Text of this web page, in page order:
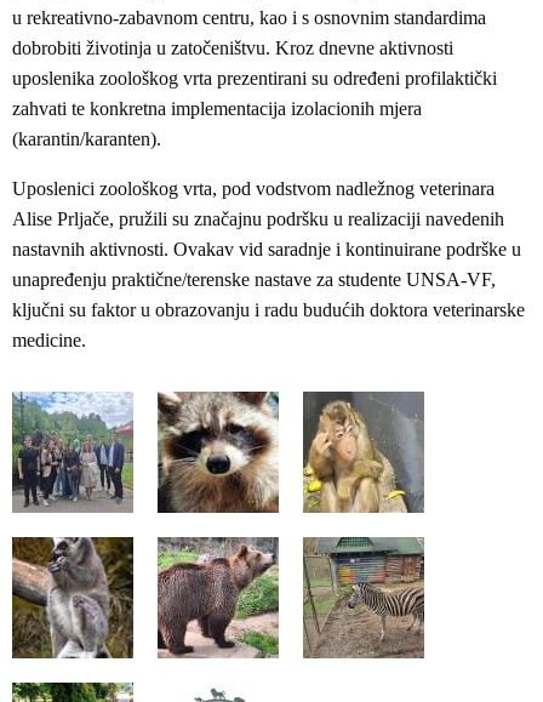
u rekreativno-zabavnom centru, kao i s osnovnim standardima
dobrobiti životinja u zatočeništvu. Kroz dnevne aktivnosti
uposlenika zoološkog vrta prezentirani su određeni profilaktički
zahvati te konkretna implementacija izolacionih mjera
(karantin/karanten).
Uposlenici zoološkog vrta, pod vodstvom nadležnog veterinara
Alise Prljače, pružili su značajnu podršku u realizaciji navedenih
nastavnih aktivnosti. Ovakav vid saradnje i kontinuirane podrške u
unapređenju praktične/terenske nastave za studente UNSA-VF,
ključni su faktor u obrazovanju i radu budućih doktora veterinarske
medicine.